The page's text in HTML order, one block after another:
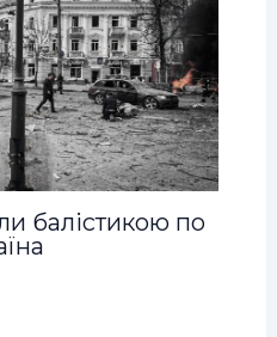
балістикою по